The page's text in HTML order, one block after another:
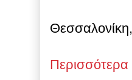
Περισσότερα